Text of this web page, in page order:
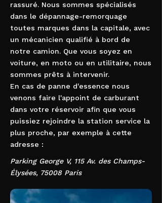
rassuré. Nous sommes spécialisés
dans le dépannage-remorquage
toutes marques dans la capitale, avec
un mécanicien qualifié à bord de
notre camion. Que vous soyez en
voiture, en moto ou en utilitaire, nous
sommes prêts à intervenir.
En cas de panne d'essence nous
venons faire l'appoint de carburant
dans votre réservoir afin que vous
puissiez rejoindre la station service la
plus proche, par exemple à cette
adresse :
Parking George V, 115 Av. des Champs-
Élysées, 75008 Paris